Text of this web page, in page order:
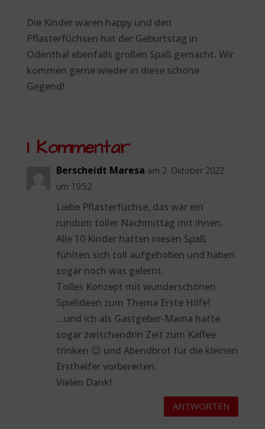
Die Kinder waren happy und den
Pflasterfüchsen hat der Geburtstag in
Odenthal ebenfalls großen Spaß gemacht. Wir
kommen gerne wieder in diese schöne
Gegend!
1 Kommentar
Berscheidt Maresa am 2. Oktober 2022
um 19:52
Liebe Pflasterfüchse, das war ein
rundum toller Nachmittag mit ihnen.
Alle 10 Kinder hatten riiesen Spaß
fühlten sich toll aufgehoben und haben
sogar noch was gelernt.
Tolles Konzept mit wunderschönen
Spielideen zum Thema Erste Hilfe!
…und ich als Gastgeber-Mama hatte
sogar zwischendrin Zeit zum Kaffee
trinken 😉 und Abendbrot für die kleinen
Ersthelfer vorbereiten.
Vielen Dank!
ANTWORTEN